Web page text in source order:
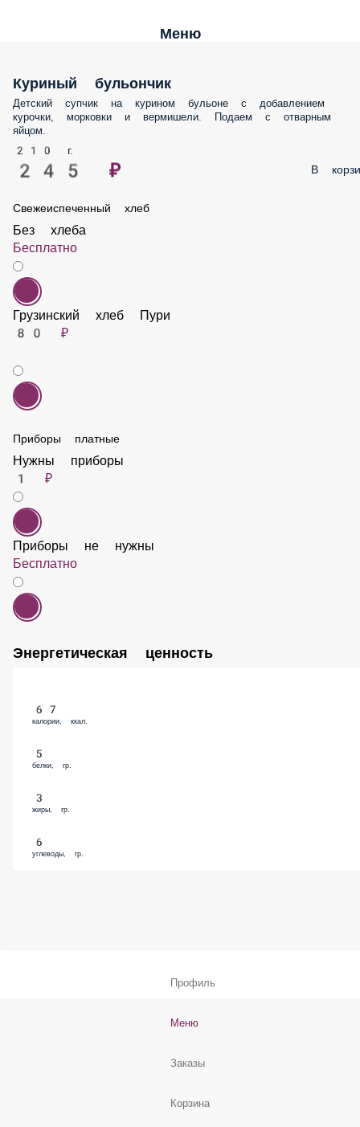
Меню
Куриный бульончик
Детский супчик на курином бульоне с добавлением курочки,
морковки и вермишели. Подаем с отварным яйцом.
210 г.
245 ₽
Без хлеба
Бесплатно
Грузинский хлеб Пури
80 ₽
Приборы платные
Нужны приборы
Бесплатно
67
калории, ккал.
5
белки, гр.
3
жиры, гр.
Профиль
Меню
Заказы